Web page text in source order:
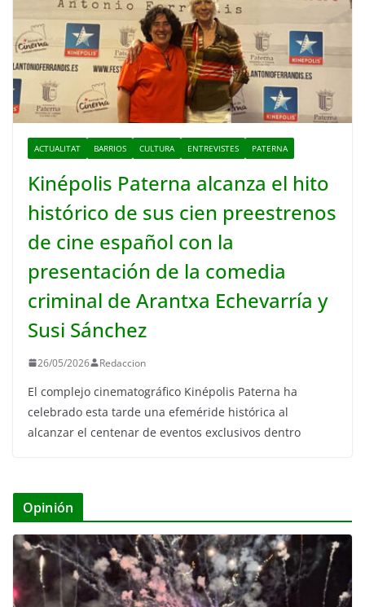
ACTUALITAT BARRIOS CULTURA ENTREVISTES PATERNA
Kinépolis Paterna alcanza el hito
histórico de sus cien preestrenos
de cine español con la
presentación de la comedia
criminal de Arantxa Echevarría y
Susi Sánchez
26/05/2026 Redaccion
El complejo cinematográfico Kinépolis Paterna ha
celebrado esta tarde una efeméride histórica al
alcanzar el centenar de eventos exclusivos dentro
Opinión